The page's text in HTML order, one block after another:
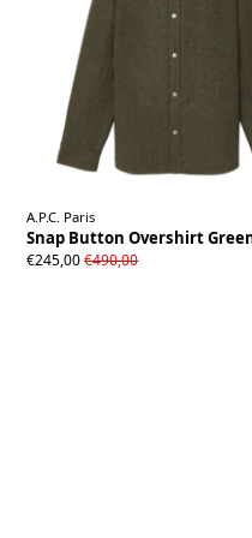
A.P.C. Paris
Snap Button Overshirt
€245,00€490,00
S M L XL XXL